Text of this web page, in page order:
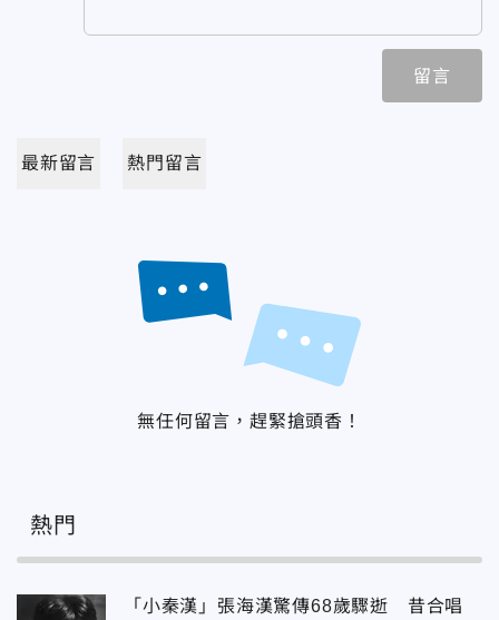
留言
最新留言 熱門留言
無任何留言，趕緊搶頭香！
熱門
「小秦漢」張海漢驚傳68歲驟逝 昔合唱